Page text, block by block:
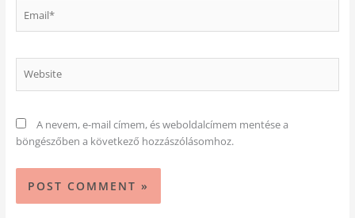
A nevem, e-mail címem, és weboldalcímem mentése a
böngészőben a következő hozzászólásomhoz.